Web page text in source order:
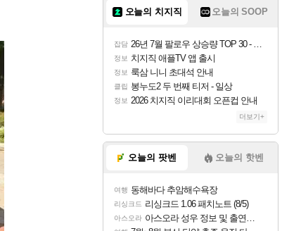
오늘의 치지직 오늘의 SOOP
잡담 26년 7월 팔로우 상승량 TOP 30 - 월간 치지직
정보 치지직 애플TV 앱 출시
정보 룩삼 니니 초대석 안내
클립 봉누도2 두 번째 티저 - 일상
정보 2026 치지직 이리대회 오픈컵 안내
더보기+
오늘의 팟벤 오늘의 핫벤
여행 동해바다 추암해수욕장
리싱크드 리싱크드 1.06 패치노트 (8/5)
아스오라 아스오라 성우 정보 및 출연작 모음